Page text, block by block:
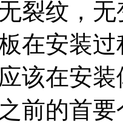
裂纹，
在安装
该在安
前的首